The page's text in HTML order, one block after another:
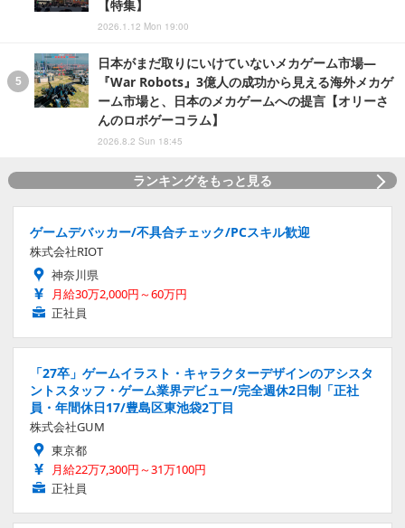
【特集】
2026.1.12 Mon 19:00
日本がまだ取りにいけていないメカゲーム市場―
『War Robots』3億人の成功から見える海外メカゲ
ーム市場と、日本のメカゲームへの提言【オリーさ
んのロボゲーコラム】
2026.8.2 Sun 18:45
ランキングをもっと見る
ゲームデバッカー/不具合チェック/PCスキル歓迎
株式会社RIOT
神奈川県
月給30万2,000円～60万円
正社員
「27卒」ゲームイラスト・キャラクターデザインのアシスタ
ントスタッフ・ゲーム業界デビュー/完全週休2日制「正社
員・年間休日17/豊島区東池袋2丁目
株式会社GUM
東京都
月給22万7,300円～31万100円
正社員